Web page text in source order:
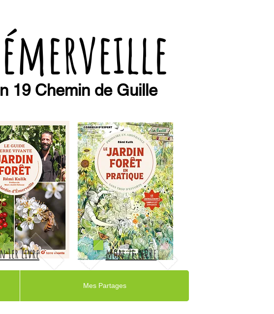
1er livre mon 2e livre
19 Chemin de Guille
Mes Partages